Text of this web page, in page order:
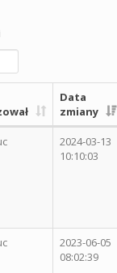
Data
zmiany
2024-03-13
10:10:03
2023-06-05
08:02:39